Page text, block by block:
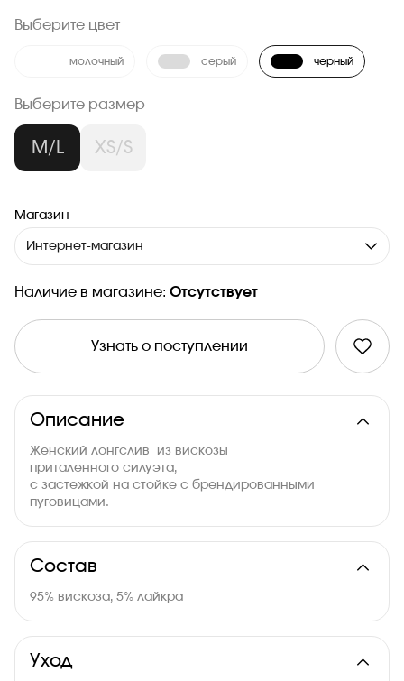
Выберите размер
M/L XS/S
Выберите цвет
молочный серый черный
Магазин
Интернет-магазин
Наличие в магазине: Отсутствует
Узнать о поступлении
Описание
Женский лонгслив из вискозы
приталенного силуэта,
с застежкой на стойке с брендированными
пуговицами.
Состав
95% вискоза, 5% лайкра
Уход